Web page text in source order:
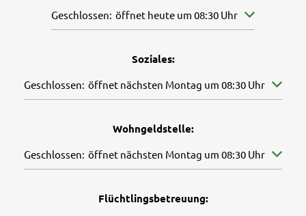
Klicken, um weitere Öffnungs- oder Schließzeiten
Geschlossen: öffnet heute um 08:30 Uhr
Soziales:
Klicken, um weitere Öffnungs- oder Schließzeiten
Geschlossen: öffnet nächsten Montag um 08:30 Uhr
Wohngeldstelle:
Klicken, um weitere Öffnungs- oder Schließzeiten
Geschlossen: öffnet nächsten Montag um 08:30 Uhr
Flüchtlingsbetreuung: